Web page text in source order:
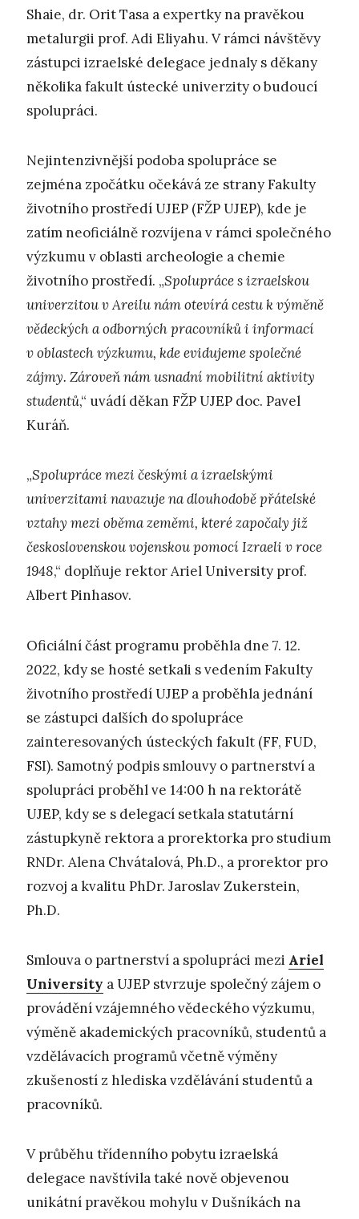
Shaie, dr. Orit Tasa a expertky na pravěkou
metalurgii prof. Adi Eliyahu. V rámci návštěvy
zástupci izraelské delegace jednaly s děkany
několika fakult ústecké univerzity o budoucí
spolupráci.
Nejintenzivnější podoba spolupráce se
zejména zpočátku očekává ze strany Fakulty
životního prostředí UJEP (FŽP UJEP), kde je
zatím neoficiálně rozvíjena v rámci společného
výzkumu v oblasti archeologie a chemie
životního prostředí. „Spolupráce s izraelskou
univerzitou v Areilu nám otevírá cestu k výměně
vědeckých a odborných pracovníků i informací
v oblastech výzkumu, kde evidujeme společné
zájmy. Zároveň nám usnadní mobilitní aktivity
studentů,“ uvádí děkan FŽP UJEP doc. Pavel
Kuráň.
„Spolupráce mezi českými a izraelskými
univerzitami navazuje na dlouhodobě přátelské
vztahy mezi oběma zeměmi, které započaly již
československou vojenskou pomocí Izraeli v roce
1948,“ doplňuje rektor Ariel University prof.
Albert Pinhasov.
Oficiální část programu proběhla dne 7. 12.
2022, kdy se hosté setkali s vedením Fakulty
životního prostředí UJEP a proběhla jednání
se zástupci dalších do spolupráce
zainteresovaných ústeckých fakult (FF, FUD,
FSI). Samotný podpis smlouvy o partnerství a
spolupráci proběhl ve 14:00 h na rektorátě
UJEP, kdy se s delegací setkala statutární
zástupkyně rektora a prorektorka pro studium
RNDr. Alena Chvátalová, Ph.D., a prorektor pro
rozvoj a kvalitu PhDr. Jaroslav Zukerstein,
Ph.D.
Smlouva o partnerství a spolupráci mezi Ariel
University a UJEP stvrzuje společný zájem o
provádění vzájemného vědeckého výzkumu,
výměně akademických pracovníků, studentů a
vzdělávacích programů včetně výměny
zkušeností z hlediska vzdělávání studentů a
pracovníků.
V průběhu třídenního pobytu izraelská
delegace navštívila také nově objevenou
unikátní pravěkou mohylu v Dušníkách na